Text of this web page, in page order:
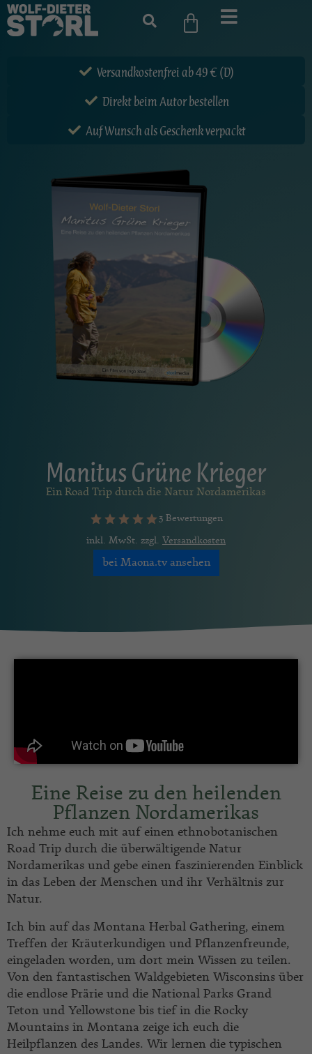
Versandkostenfrei ab 49 € (D)
Direkt beim Autor bestellen
Auf Wunsch als Geschenk verpackt
Manitus Grüne Krieger
Ein Road Trip durch die Natur Nordamerikas
3 Bewertungen
inkl. MwSt. zzgl. Versandkosten
bei Maona.tv ansehen
Eine Reise zu den heilenden
Pflanzen Nordamerikas
Ich nehme euch mit auf einen ethnobotanischen
Road Trip durch die überwältigende Natur
Nordamerikas und gebe einen faszinierenden Einblick
in das Leben der Menschen und ihr Verhältnis zur
Natur.
Ich bin auf das Montana Herbal Gathering, einem
Treffen der Kräuterkundigen und Pflanzenfreunde,
eingeladen worden, um dort mein Wissen zu teilen.
Von den fantastischen Waldgebieten Wisconsins über
die endlose Prärie und die National Parks Grand
Teton und Yellowstone bis tief in die Rocky
Mountains in Montana zeige ich euch die
Heilpflanzen des Landes. Wir lernen die typischen